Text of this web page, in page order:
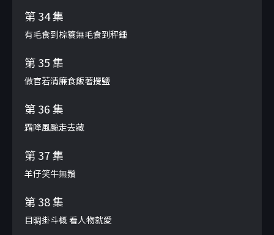
第 34 集
有毛食到棕簑無毛食到秤錘
第 35 集
做官若清廉食飯著攪鹽
第 36 集
霜降風颱走去藏
第 37 集
羊仔笑牛無鬚
第 38 集
目晭掛斗概 看人物就愛